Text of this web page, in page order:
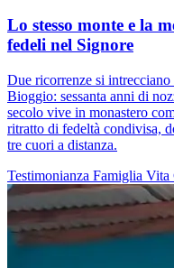
Lo stesso monte e la
fedeli nel Signore
Due ricorrenze si
Bioggio: sessanta anni di
secolo vive in monastero
ritratto di fedeltà condivisa,
tre cuori a distanza.
Testimonianza Famiglia Vita